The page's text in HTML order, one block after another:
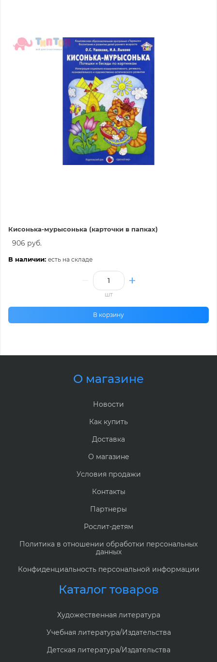
Кисонька-мурысонька (карточки в папках)
906 руб.
В наличии: есть на складе
шт
В корзину
О магазине
Новости
Как купить
Доставка
О магазине
Условия продажи
Контакты
Партнеры
Рослит-детям
Политика в отношении обработки персональных
данных
Конфиденциальность персональной информации
Каталог товаров
Художественная литература
Учебная литература/Издательства
Детская литература/Издательства